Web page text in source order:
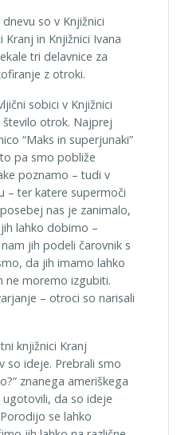
so v Knjižnici
in Knjižnici Ivana
tri delavnice za
z otroki.
sobici v Knjižnici
otrok. Najprej
“Maks in superjunaki”
pa smo pobliže
poznamo – tudi v
– ter katere supermoči
nas je zanimalo,
lahko dobimo –
jih podeli čarovnik s
da jih imamo lahko
ne moremo izgubiti.
– otroci so narisali
knjižnici Kranj
so ideje. Prebrali smo
znanega ameriškega
da so ideje
se lahko